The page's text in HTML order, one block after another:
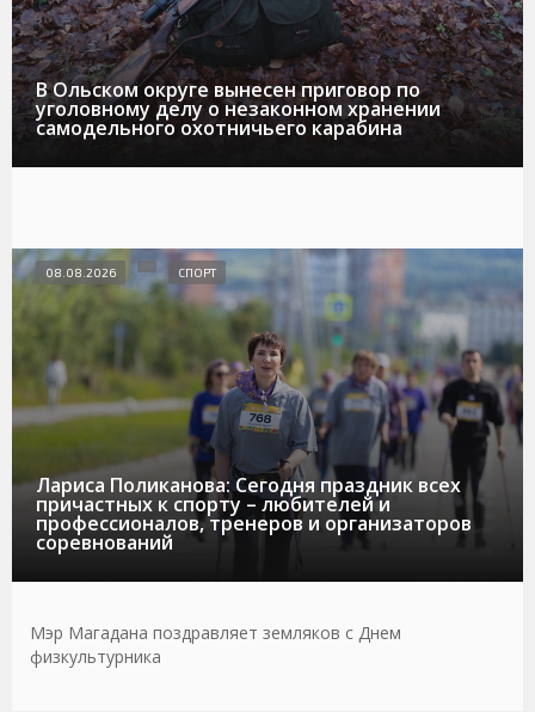
В Ольском округе вынесен приговор по
уголовному делу о незаконном хранении
самодельного охотничьего карабина
Лариса Поликанова: Сегодня праздник всех
причастных к спорту – любителей и
профессионалов, тренеров и организаторов
соревнований
08.08.2026 СПОРТ
Мэр Магадана поздравляет земляков с Днем
физкультурника